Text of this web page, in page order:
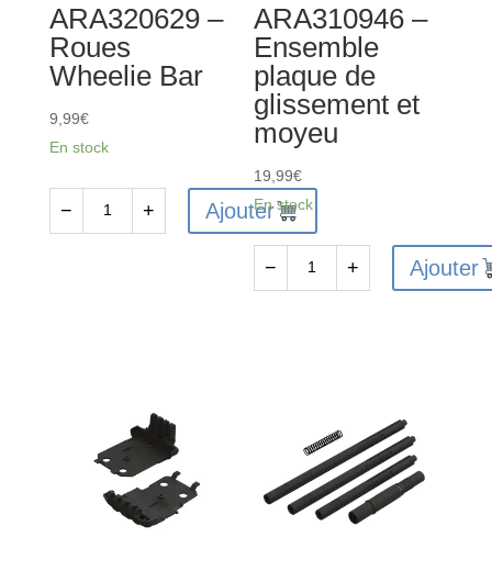
ARA320629 –
Roues
Wheelie Bar
9,99€
En stock
− + Ajouter
ARA310946 –
Ensemble
plaque de
glissement et
moyeu
19,99€
En stock
glissement
et
− + Ajouter